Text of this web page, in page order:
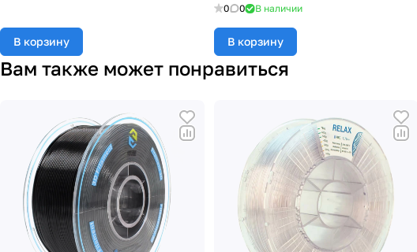
В корзину
0 0 В наличии
В корзину
Вам также может понравиться